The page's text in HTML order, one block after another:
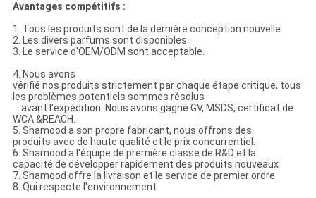
Avantages compétitifs :
1. Tous les produits sont de la dernière conception nouvelle.
2. Les divers parfums sont disponibles.
3. Le service d'OEM/ODM sont acceptable.
4. Nous avons
vérifié nos produits strictement par chaque étape critique, tous
les problèmes potentiels sommes résolus
avant l'expédition. Nous avons gagné GV, MSDS, certificat de
WCA &REACH.
5. Shamood a son propre fabricant, nous offrons des
produits avec de haute qualité et le prix concurrentiel.
6. Shamood a l'équipe de première classe de R&D et la
capacité de développer rapidement des produits nouveaux
7. Shamood offre la livraison et le service de premier ordre.
8. Qui respecte l'environnement